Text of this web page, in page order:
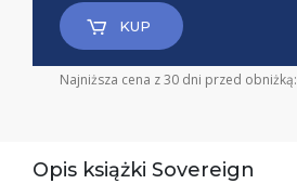
KUP
Najniższa cena z 30 dni przed obniżką:
Opis książki Sovereign